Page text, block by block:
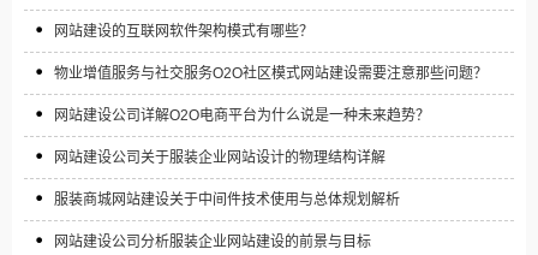
网站建设的互联网软件架构模式有哪些？
物业增值服务与社交服务O2O社区模式网站建设需要注意那些问题？
网站建设公司详解O2O电商平台为什么说是一种未来趋势？
网站建设公司关于服装企业网站设计的物理结构详解
服装商城网站建设关于中间件技术使用与总体规划解析
网站建设公司分析服装企业网站建设的前景与目标